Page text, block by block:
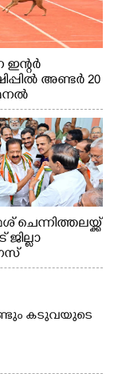
അണ്ടർ 20
കുറുകെ ഓടുന്ന
ചെന്നിത്തലയ്ക്ക്
കടുവയുടെ